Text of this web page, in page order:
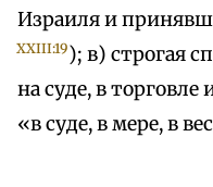
Израиля и
XXIII:19); в) строгая
на суде, в
«в суде, в мере, в